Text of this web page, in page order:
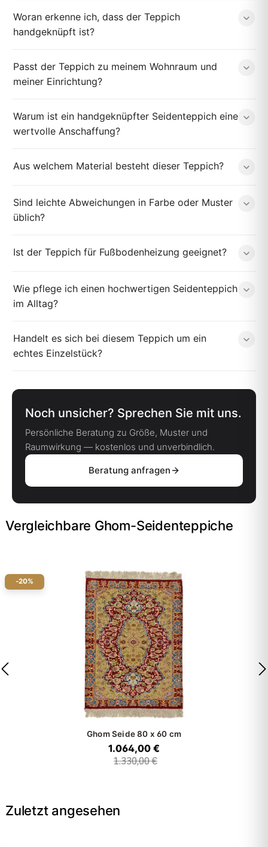
Woran erkenne ich, dass der Teppich
handgeknüpft ist?
Passt der Teppich zu meinem Wohnraum und
meiner Einrichtung?
Warum ist ein handgeknüpfter Seidenteppich eine
wertvolle Anschaffung?
Aus welchem Material besteht dieser Teppich?
Sind leichte Abweichungen in Farbe oder Muster
üblich?
Ist der Teppich für Fußbodenheizung geeignet?
Wie pflege ich einen hochwertigen Seidenteppich
im Alltag?
Handelt es sich bei diesem Teppich um ein
echtes Einzelstück?
Noch unsicher? Sprechen Sie mit uns.
Persönliche Beratung zu Größe, Muster und
Raumwirkung — kostenlos und unverbindlich.
Beratung anfragen
Vergleichbare Ghom-Seidenteppiche
-20%
Ghom Seide80 x 60 cm
1.064,00 €
1.330,00 €
Zuletzt angesehen